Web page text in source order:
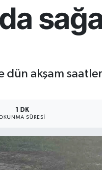
dün akşam
1 DK
SÜRESI